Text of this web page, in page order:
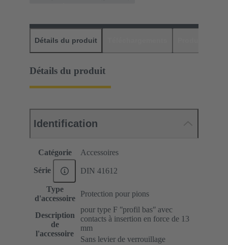
Détails du produit
Détails du produit
Identification
Catégorie Accessoires
Série DIN 41612
Type
d'accessoire
Protection pour pions
Description
de
l'accessoire
pour type F ʺprofil basʺ avec
contacts à insertion en force de 13
mm
Sans levier de verrouillage